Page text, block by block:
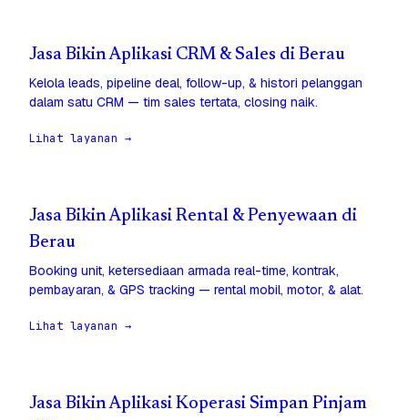
Jasa Bikin Aplikasi CRM & Sales di Berau
Kelola leads, pipeline deal, follow-up, & histori pelanggan
dalam satu CRM — tim sales tertata, closing naik.
Lihat layanan →
Jasa Bikin Aplikasi Rental & Penyewaan di
Berau
Booking unit, ketersediaan armada real-time, kontrak,
pembayaran, & GPS tracking — rental mobil, motor, & alat.
Lihat layanan →
Jasa Bikin Aplikasi Koperasi Simpan Pinjam